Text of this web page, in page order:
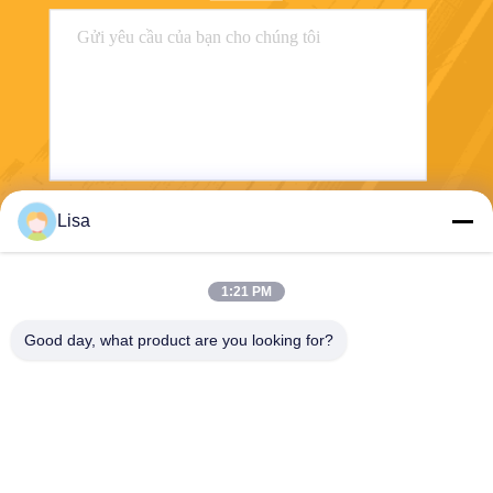
Lisa
1:21 PM
Good day, what product are you looking for?